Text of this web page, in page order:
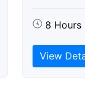
8 Hours
View